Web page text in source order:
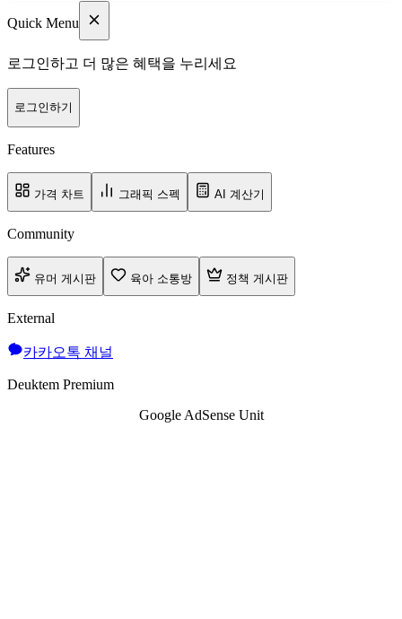
Quick Menu
로그인하고 더 많은 혜택을 누리세요
로그인하기
Features
가격 차트 그래픽 스펙 AI 계산기
Community
유머 게시판 육아 소통방 정책 게시판
External
카카오톡 채널
Deuktem Premium
Google AdSense Unit